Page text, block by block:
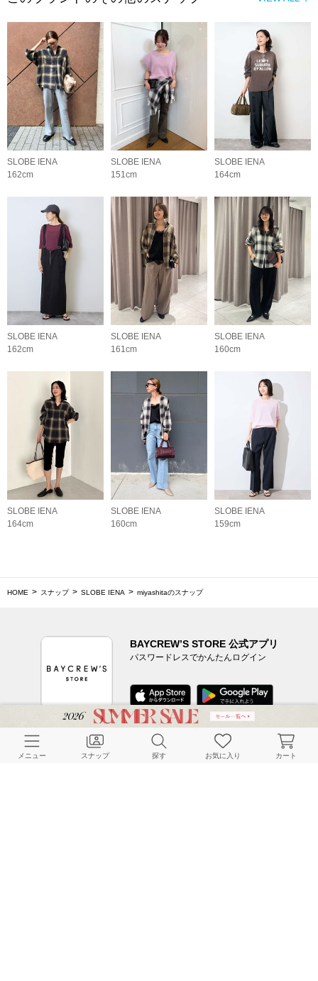
SLOBE IENA
162cm
SLOBE IENA
151cm
SLOBE IENA
164cm
SLOBE IENA
162cm
SLOBE IENA
161cm
SLOBE IENA
160cm
SLOBE IENA
164cm
SLOBE IENA
160cm
SLOBE IENA
159cm
HOME スナップ SLOBE IENA miyashitaのスナップ
BAYCREW’S STORE 公式アプリ
パスワードレスでかんたんログイン
CUSTOMER SERVICE
メニュー スナップ 探す お気に入り カート